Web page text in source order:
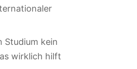
Studium kein
wirklich hilft